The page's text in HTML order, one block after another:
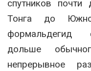
спутников
Тонга до
формальдегид
дольше
непрерывное